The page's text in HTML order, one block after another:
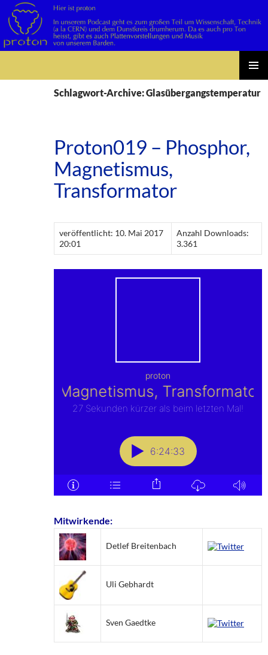
MENÜ
Schlagwort-Archive: Glasübergangstemperatur
Proton019 – Phosphor,
Magnetismus,
Transformator
veröffentlicht: 10. Mai 2017
20:01
Anzahl Downloads:
3.361
Mitwirkende:
Detlef Breitenbach
Uli Gebhardt
Sven Gaedtke